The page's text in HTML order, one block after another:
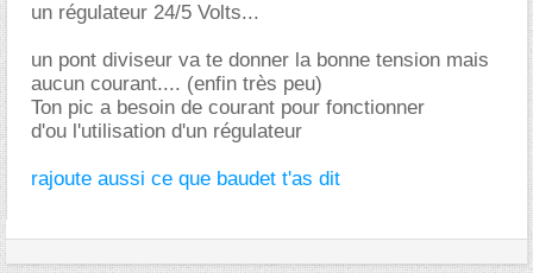
un régulateur 24/5 Volts...
un pont diviseur va te donner la bonne tension mais
aucun courant.... (enfin très peu)
Ton pic a besoin de courant pour fonctionner
d'ou l'utilisation d'un régulateur
rajoute aussi ce que baudet t'as dit